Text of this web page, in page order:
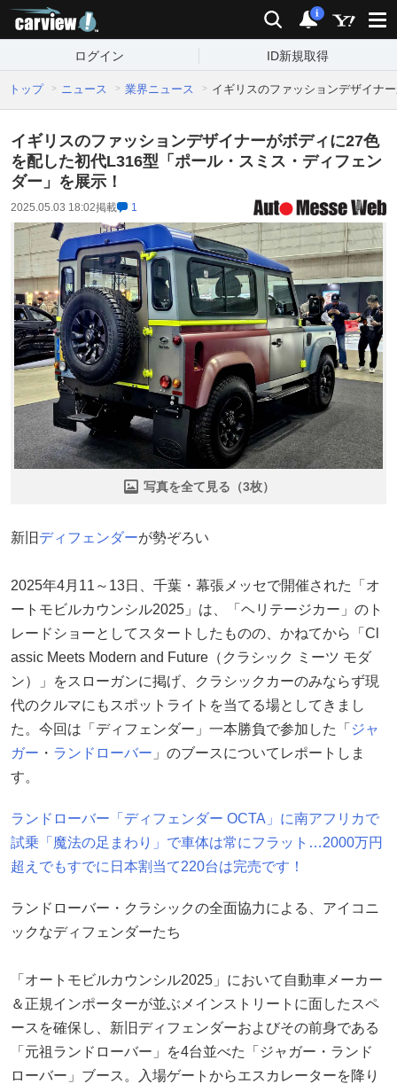
検索 通知
i
ログイン ID新規取得
トップ ニュース 業界ニュース イギリスのファッションデザイナ
イギリスのファッションデザイナーがボディに27色
を配した初代L316型「ポール・スミス・ディフェン
ダー」を展示！
2025.05.03 18:02掲載 1
写真を全て見る（3枚）
新旧 ディフェンダーが勢ぞろい
2025年4月11～13日、千葉・幕張メッセで開催された「オ
ートモビルカウンシル2025」は、「ヘリテージカー」のト
レードショーとしてスタートしたものの、かねてから「Cl
assic Meets Modern and Future（クラシック ミーツ モダ
ン）」をスローガンに掲げ、クラシックカーのみならず現
代のクルマにもスポットライトを当てる場としてきまし
た。今回は「ディフェンダー」一本勝負で参加した「 ジャ
ガー ・ ランドローバー 」のブースについてレポートしま
す。
ランドローバー「ディフェンダー OCTA」に南アフリカで
試乗「魔法の足まわり」で車体は常にフラット…2000万円
超えでもすでに日本割当て220台は完売です！
ランドローバー・クラシックの全面協力による、アイコニ
ックなディフェンダーたち
「オートモビルカウンシル2025」において自動車メーカー
＆正規インポーターが並ぶメインストリートに面したスペ
ースを確保し、新旧ディフェンダーおよびその前身である
「元祖ランドローバー」を4台並べた「ジャガー・ランド
ローバー」ブース。入場ゲートからエスカレーターを降り